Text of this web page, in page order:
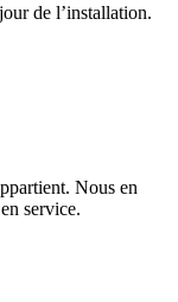
de l’installation.
Nous en
service.